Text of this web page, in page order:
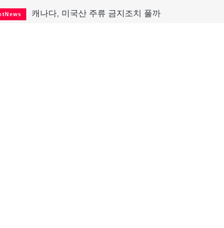
캐나다, 미국산 주류 금지조치 풀까